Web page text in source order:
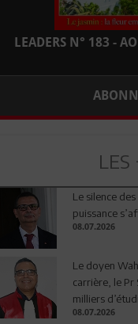
LEADERS N° 183 -
LES
Le silence
puissance
08.07.2026
Le doyen
carrière, le Pr
milliers
08.07.2026